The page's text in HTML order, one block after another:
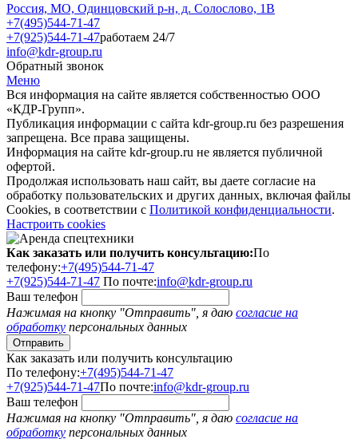
Россия, МО, Одинцовский р-н, д. Солослово, 1В
+7(495)544-71-47
+7(925)544-71-47работаем 24/7
info@kdr-group.ru
Обратный звонок
Меню
Вся информация на сайте является собственностью ООО
«КДР-Групп».
Публикация информации с сайта kdr-group.ru без разрешения
запрещена. Все права защищены.
Информация на сайте kdr-group.ru не является публичной
офертой.
Продолжая использовать наш сайт, вы даете согласие на
обработку пользовательских и других данных, включая файлы
Cookies, в соответствии с Политикой конфиденциальности.
Настроить cookies
Как заказать или получить консультацию:По
телефону:+7(495)544-71-47
+7(925)544-71-47 По почте:info@kdr-group.ru
Ваш телефон
Нажимая на кнопку "Отправить", я даю согласие на
обработку персональных данных
Как заказать или получить консультацию
По телефону:+7(495)544-71-47
+7(925)544-71-47По почте:info@kdr-group.ru
Ваш телефон
Нажимая на кнопку "Отправить", я даю согласие на
обработку персональных данных